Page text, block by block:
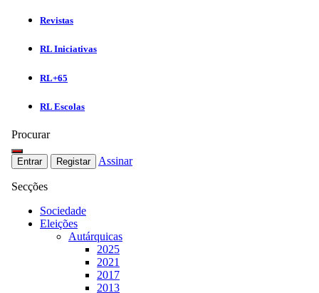
Revistas
RL Iniciativas
RL+65
RL Escolas
Procurar
Entrar Registar Assinar
Secções
Sociedade
Eleições
Autárquicas
2025
2021
2017
2013